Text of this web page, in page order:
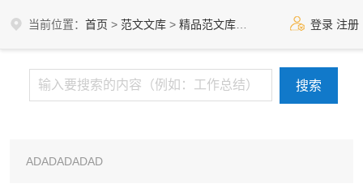
当前位置： 首页 > 范文文库 > 精品范文库 登录 注册
ADADADADAD